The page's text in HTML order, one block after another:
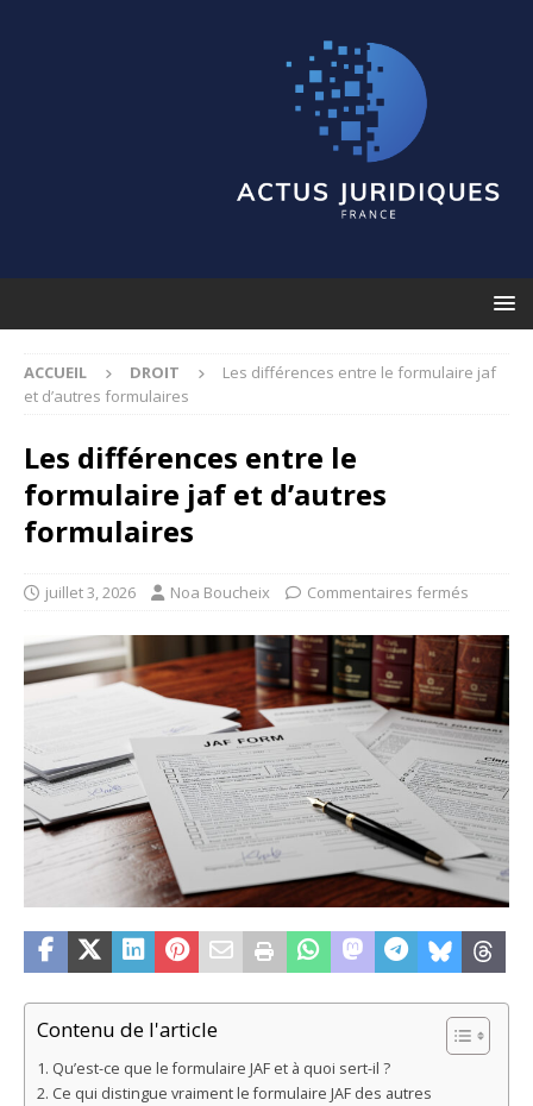
ACCUEIL DROIT
Les différences entre le formulaire jaf
et d’autres formulaires
Les différences entre le
formulaire jaf et d’autres
formulaires
juillet 3, 2026 Noa Boucheix Commentaires fermés
Contenu de l'article
Qu’est-ce que le formulaire JAF et à quoi sert-il ?
Ce qui distingue vraiment le formulaire JAF des autres